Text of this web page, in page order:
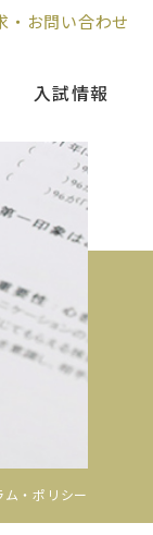
入試情報
・お問い合わせ
ム・ポリシー